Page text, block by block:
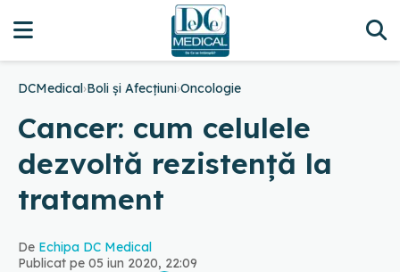
DCMedical›Boli și Afecțiuni›Oncologie
Cancer: cum celulele
dezvoltă rezistență la
tratament
De Echipa DC Medical
Publicat pe 05 iun 2020, 22:09